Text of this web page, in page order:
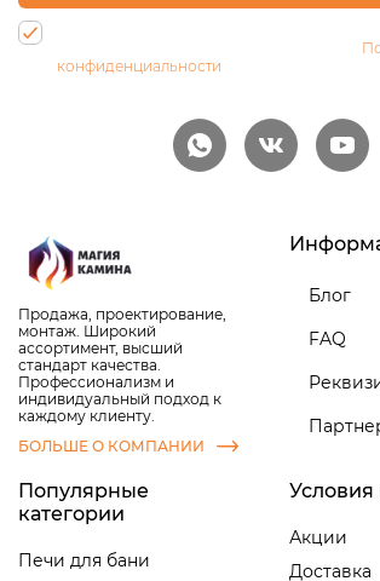
конфиденциальности
Продажа, проектирование,
монтаж. Широкий
ассортимент, высший
стандарт качества.
Профессионализм и
индивидуальный подход к
каждому клиенту.
БОЛЬШЕ О КОМПАНИИ
Блог
FAQ
Популярные
категории
Печи для бани
Условия
Акции
Доставка